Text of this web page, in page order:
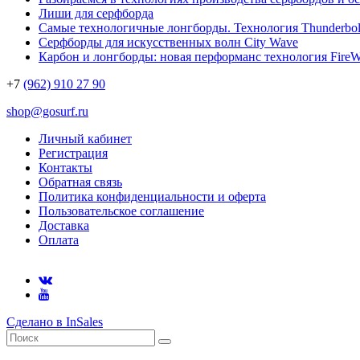
Лиши для серфборда
Самые технологичные лонгборды. Технология
Серфборды для искусственных волн City Wave
Карбон и лонгборды: новая перформанс технология
+7 (962) 910 27 90
shop@gosurf.ru
Личный кабинет
Регистрация
Контакты
Обратная связь
Политика конфиденциальности и оферта
Пользовательское соглашение
Доставка
Оплата
Сделано в InSales